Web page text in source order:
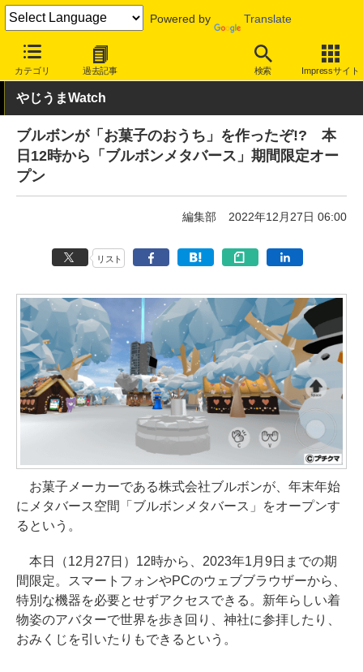
Powered by Translate
カテゴリ 過去記事 検索 Impressサイト
INTERNET Watch サービス/ソフト サービス コミュニケーシ
やじうまWatch
ブルボンが「お菓子のおうち」を作ったぞ!? 本
日12時から「ブルボンメタバース」期間限定オー
プン
編集部 2022年12月27日 06:00
リスト
お菓子メーカーである株式会社ブルボンが、年末年始
にメタバース空間「ブルボンメタバース」をオープンす
るという。
本日（12月27日）12時から、2023年1月9日までの期
間限定。スマートフォンやPCのウェブブラウザーから、
特別な機器を必要とせずアクセスできる。新年らしい着
物姿のアバターで世界を歩き回り、神社に参拝したり、
おみくじを引いたりもできるという。